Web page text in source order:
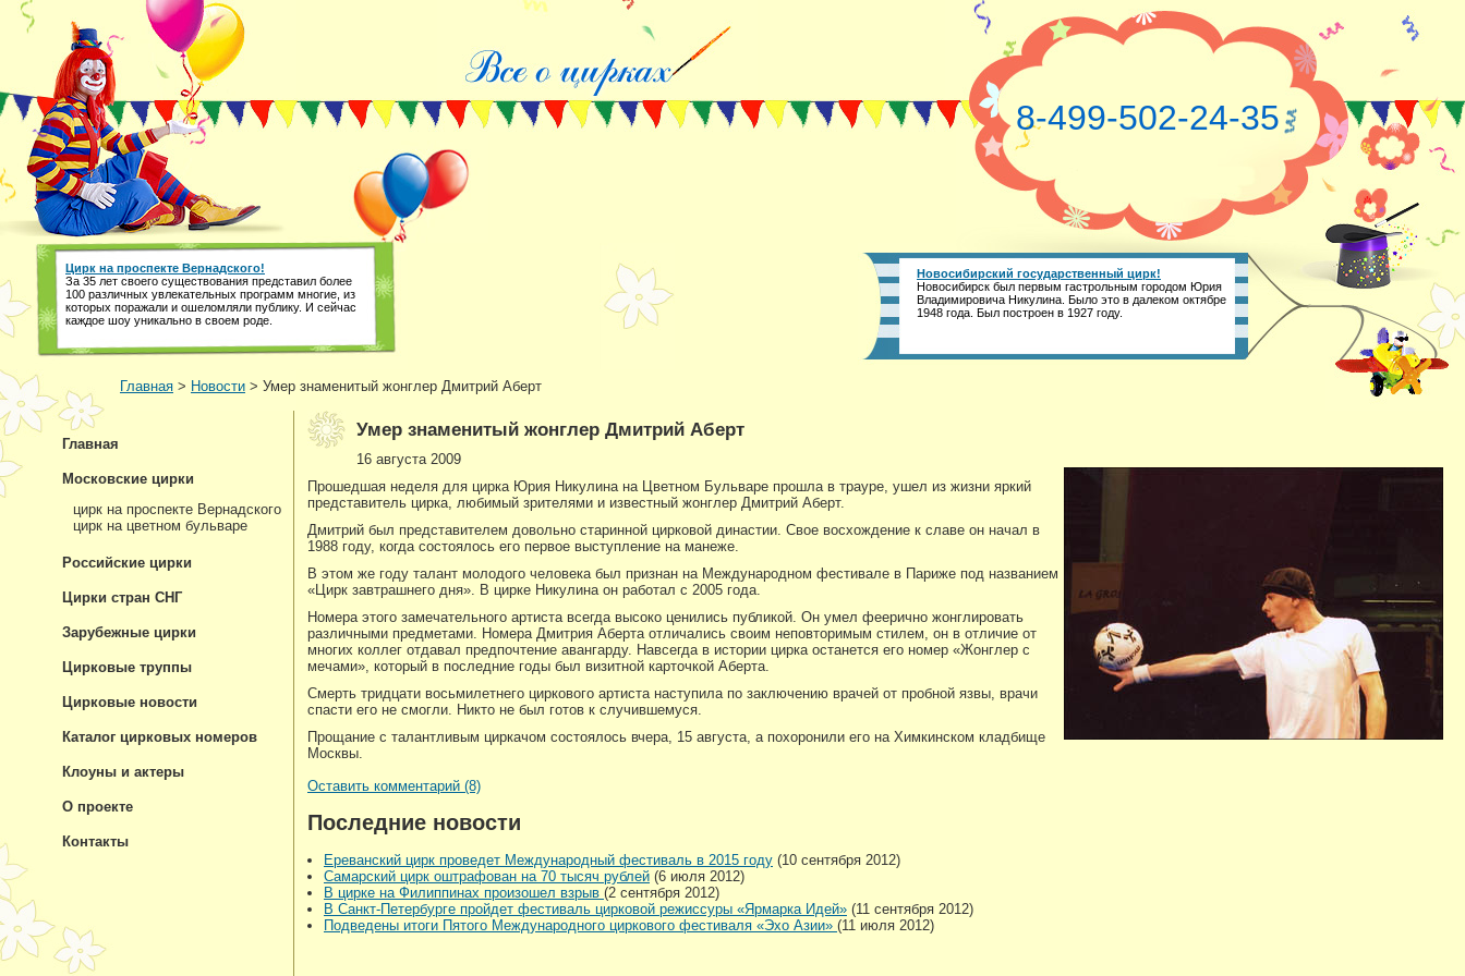
8-499-502-24-35
Цирк на проспекте Вернадского!
За 35 лет своего существования представил более
100 различных увлекательных программ многие, из
которых поражали и ошеломляли публику. И сейчас
каждое шоу уникально в своем роде.
Новосибирский государственный цирк!
Новосибирск был первым гастрольным городом Юрия
Владимировича Никулина. Было это в далеком октябре
1948 года. Был построен в 1927 году.
Главная > Новости > Умер знаменитый жонглер Дмитрий Аберт
Умер знаменитый жонглер Дмитрий Аберт
16 августа 2009
Прошедшая неделя для цирка Юрия Никулина на Цветном Бульваре прошла в трауре, ушел из жизни яркий
представитель цирка, любимый зрителями и известный жонглер Дмитрий Аберт.
Дмитрий был представителем довольно старинной цирковой династии. Свое восхождение к славе он начал в
1988 году, когда состоялось его первое выступление на манеже.
В этом же году талант молодого человека был признан на Международном фестивале в Париже под названием
«Цирк завтрашнего дня». В цирке Никулина он работал с 2005 года.
Номера этого замечательного артиста всегда высоко ценились публикой. Он умел феерично жонглировать
различными предметами. Номера Дмитрия Аберта отличались своим неповторимым стилем, он в отличие от
многих коллег отдавал предпочтение авангарду. Навсегда в истории цирка останется его номер «Жонглер с
мечами», который в последние годы был визитной карточкой Аберта.
Смерть тридцати восьмилетнего циркового артиста наступила по заключению врачей от пробной язвы, врачи
спасти его не смогли. Никто не был готов к случившемуся.
Прощание с талантливым циркачом состоялось вчера, 15 августа, а похоронили его на Химкинском кладбище
Москвы.
Оставить комментарий (8)
Последние новости
Ереванский цирк проведет Международный фестиваль в 2015 году (10 сентября 2012)
Самарский цирк оштрафован на 70 тысяч рублей (6 июля 2012)
В цирке на Филиппинах произошел взрыв (2 сентября 2012)
В Санкт-Петербурге пройдет фестиваль цирковой режиссуры «Ярмарка Идей» (11 сентября 2012)
Подведены итоги Пятого Международного циркового фестиваля «Эхо Азии» (11 июля 2012)
Главная
Московские цирки
цирк на проспекте Вернадского
цирк на цветном бульваре
Российские цирки
Цирки стран СНГ
Зарубежные цирки
Цирковые труппы
Цирковые новости
Каталог цирковых номеров
Клоуны и актеры
О проекте
Контакты